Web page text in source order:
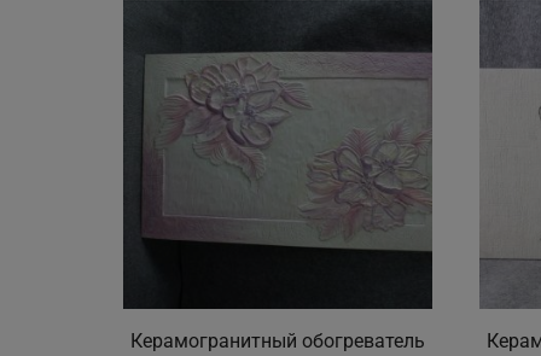
Керамогранитный обогреватель